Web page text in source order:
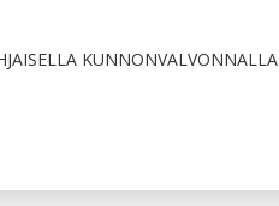
KUNNONVALVONNALLA